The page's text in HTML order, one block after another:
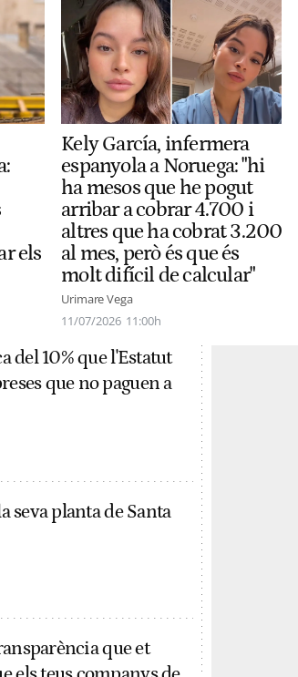
els
Kely García, infermera
espanyola a Noruega: "hi
ha mesos que he pogut
arribar a cobrar 4.700 i
altres que ha cobrat 3.200
al mes, però és que és
molt difícil de calcular"
Urimare Vega
11/07/2026 11:00h
del 10% que l'Estatut
que no paguen a
seva planta de Santa
que et